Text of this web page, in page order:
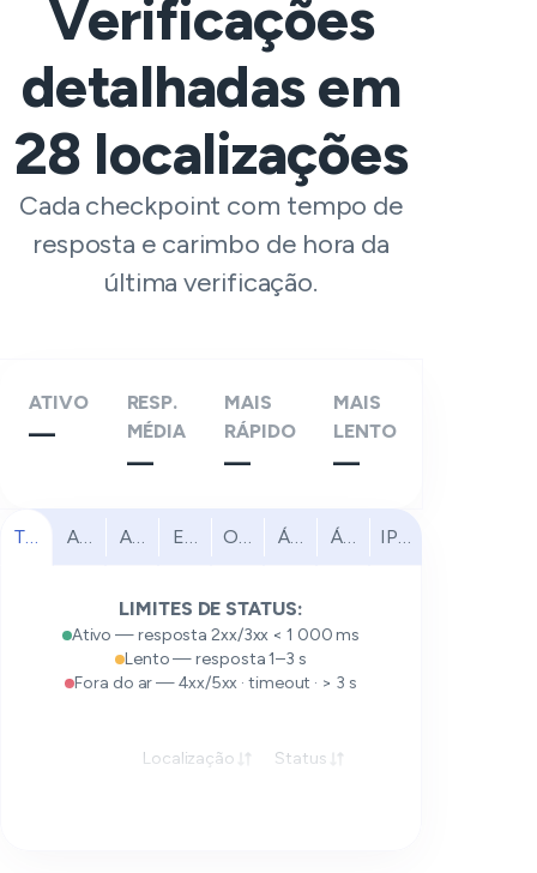
Verificações
detalhadas em
28 localizações
Cada checkpoint com tempo de
resposta e carimbo de hora da
última verificação.
ATIVO
—
RESP.
MÉDIA
—
MAIS
RÁPIDO
—
MAIS
LENTO
—
Todas América do Norte
América do Sul
EuropaOriente Médio
África Ásia-Pacífico
IPv6
LIMITES DE STATUS:
Ativo — resposta 2xx/3xx < 1 000 ms
Lento — resposta 1–3 s
Fora do ar — 4xx/5xx · timeout · > 3 s
Localização Status